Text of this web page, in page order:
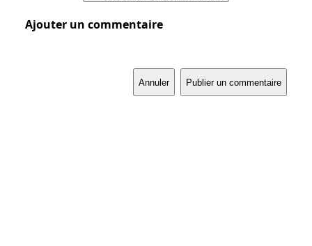
Ajouter un commentaire
Annuler Publier un commentaire